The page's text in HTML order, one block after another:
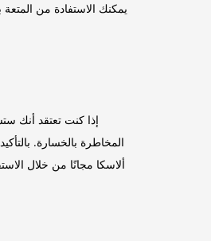
يمكنك الاستفادة من
إذا كنت تعتقد أنك
المخاطرة بالخسارة.